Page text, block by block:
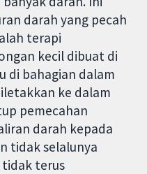
darah yang pecah
terapi
kecil dibuat di
di bahagian dalam
ke dalam
pemecahan
darah kepada
tidak selalunya
terus